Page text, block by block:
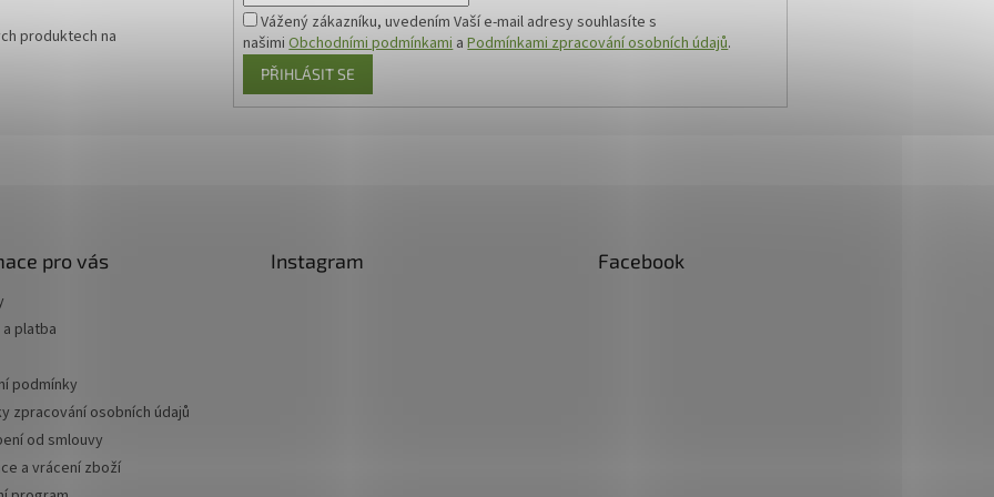
produktech na
Vážený zákazníku, uvedením Vaší e-mail adresy souhlasíte s
našimiObchodními podmínkamiaPodmínkami zpracování osobních údajů.
PŘIHLÁSIT SE
pro vás
platba
podmínky
zpracování osobních údajů
od smlouvy
a vrácení zboží
Instagram Facebook